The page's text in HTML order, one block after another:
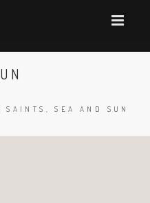
SAINTS, SEA AND SUN